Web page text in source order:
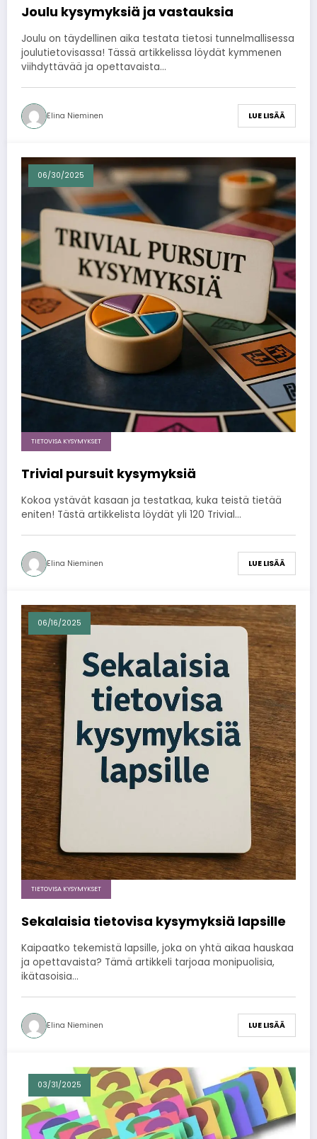
Joulu kysymyksiä ja vastauksia
Joulu on täydellinen aika testata tietosi tunnelmallisessa
joulutietovisassa! Tässä artikkelissa löydät kymmenen
viihdyttävää ja opettavaista…
Elina Nieminen LUE LISÄÄ
06/30/2025
TIETOVISA KYSYMYKSET
Trivial pursuit kysymyksiä
Kokoa ystävät kasaan ja testatkaa, kuka teistä tietää
eniten! Tästä artikkelista löydät yli 120 Trivial…
Elina Nieminen LUE LISÄÄ
06/16/2025
TIETOVISA KYSYMYKSET
Sekalaisia tietovisa kysymyksiä lapsille
Kaipaatko tekemistä lapsille, joka on yhtä aikaa hauskaa
ja opettavaista? Tämä artikkeli tarjoaa monipuolisia,
ikätasoisia…
Elina Nieminen LUE LISÄÄ
03/31/2025